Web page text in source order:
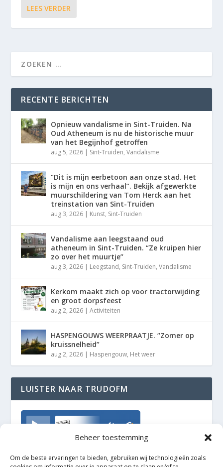
Beheer toestemming
Om de beste ervaringen te bieden, gebruiken wij technologieën zoals
LEES VERDER
RECENTE BERICHTEN
Opnieuw vandalisme in Sint-Truiden. Na
Oud Atheneum is nu de historische muur
van het Begijnhof getroffen
aug 5, 2026 | Sint-Truiden,Vandalisme
“Dit is mijn eerbetoon aan onze stad. Het
is mijn en ons verhaal”. Bekijk afgewerkte
muurschildering van Tom Herck aan het
treinstation van Sint-Truiden
aug 3, 2026 | Kunst, Sint-Truiden
Vandalisme aan leegstaand oud
atheneum in Sint-Truiden. “Ze kruipen hier
zo over het muurtje”
aug 3, 2026 | Leegstand, Sint-Truiden,Vandalisme
Kerkom maakt zich op voor tractorwijding
en groot dorpsfeest
aug 2, 2026 |Activiteiten
HASPENGOUWS WEERPRAATJE. “Zomer op
kruissnelheid”
aug 2, 2026 | Haspengouw, Het weer
LUISTER NAAR TRUDOFM
TrudoFM